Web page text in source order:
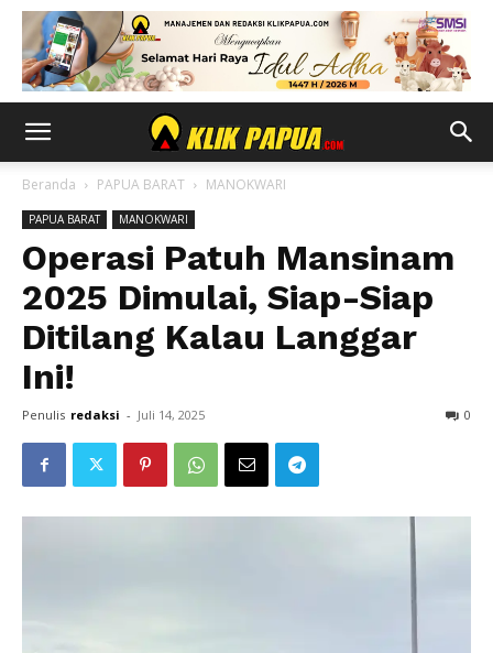
Beranda PAPUA BARAT MANOKWARI
PAPUA BARAT MANOKWARI
Operasi Patuh Mansinam
2025 Dimulai, Siap-Siap
Ditilang Kalau Langgar
Ini!
Penulis redaksi - Juli 14, 2025 0